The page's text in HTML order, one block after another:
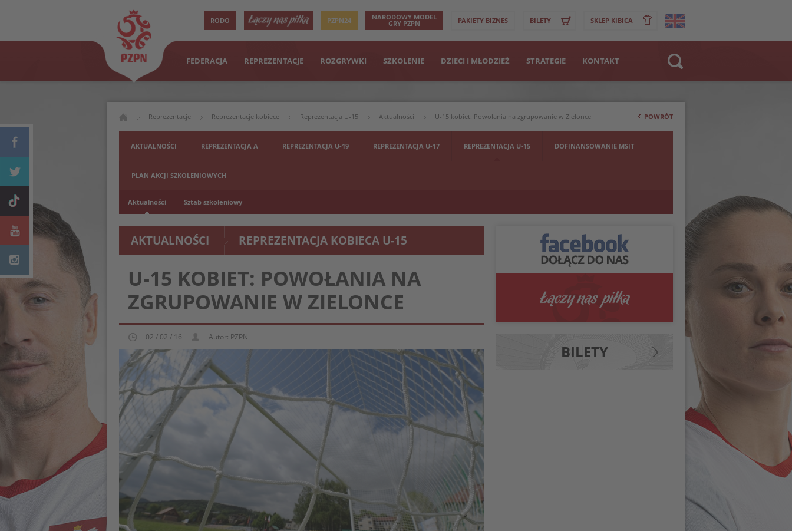
RODO PZPN24 NARODOWY MODEL
GRY PZPN PAKIETY BIZNES BILETY SKLEP KIBICA
FEDERACJA REPREZENTACJE ROZGRYWKI SZKOLENIE DZIECI I MŁODZIEŻ STRATEGIE KONTAKT
>
Strona WWW
Reprezentacje Reprezentacje kobiece Reprezentacja U-15 Aktualności U-15 kobiet: Powołania na zgrupowanie w Zielonce POWRÓT
AKTUALNOŚCI REPREZENTACJA A REPREZENTACJA U-19 REPREZENTACJA U-17 REPREZENTACJA U-15 DOFINANSOWANIE MSIT
PLAN AKCJI SZKOLENIOWYCH
Aktualności Sztab szkoleniowy
AKTUALNOŚCI REPREZENTACJA KOBIECA U-15
U-15 KOBIET: POWOŁANIA NA
ZGRUPOWANIE W ZIELONCE
02 / 02 / 16 Autor: PZPN
BILETY